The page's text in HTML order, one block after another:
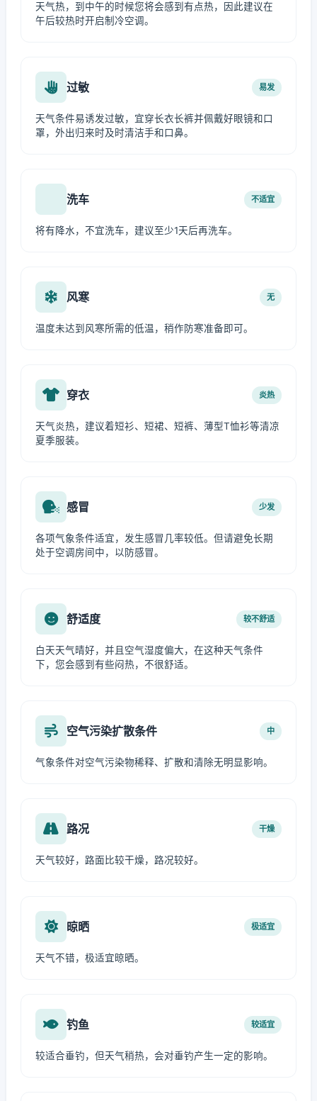
天气热，到中午的时候您将会感到有点热，因此建议在
午后较热时开启制冷空调。
过敏 易发
天气条件易诱发过敏，宜穿长衣长裤并佩戴好眼镜和口
罩，外出归来时及时清洁手和口鼻。
洗车 不适宜
将有降水，不宜洗车，建议至少1天后再洗车。
风寒 无
温度未达到风寒所需的低温，稍作防寒准备即可。
穿衣 炎热
天气炎热，建议着短衫、短裙、短裤、薄型T恤衫等清凉
夏季服装。
感冒 少发
各项气象条件适宜，发生感冒几率较低。但请避免长期
处于空调房间中，以防感冒。
舒适度 较不舒适
白天天气晴好，并且空气湿度偏大，在这种天气条件
下，您会感到有些闷热，不很舒适。
空气污染扩散条件 中
气象条件对空气污染物稀释、扩散和清除无明显影响。
路况 干燥
天气较好，路面比较干燥，路况较好。
晾晒 极适宜
天气不错，极适宜晾晒。
钓鱼 较适宜
较适合垂钓，但天气稍热，会对垂钓产生一定的影响。